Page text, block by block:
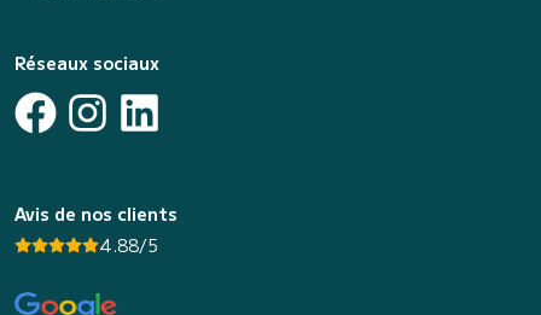
Réseaux sociaux
Avis de nos clients
4.88/5